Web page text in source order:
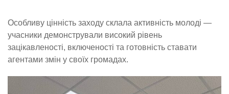
Особливу цінність заходу склала активність молоді —
учасники демонстрували високий рівень
зацікавленості, включеності та готовність ставати
агентами змін у своїх громадах.